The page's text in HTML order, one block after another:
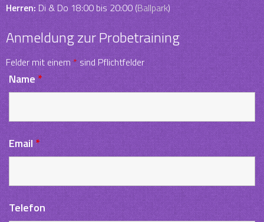
Herren:Di & Do 18:00 bis 20:00 (Ballpark)
Anmeldung zur Probetraining
Felder mit einem*sind Pflichtfelder
Name *
Email*
Telefon